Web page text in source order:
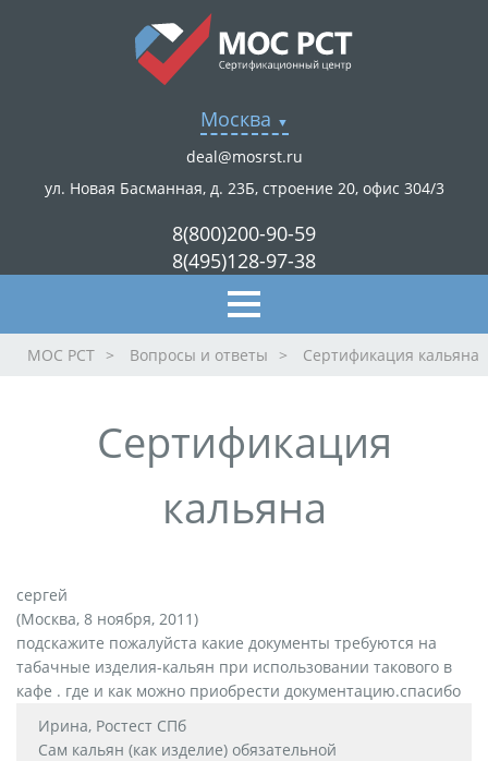
Москва
deal@mosrst.ru
ул. Новая Басманная, д. 23Б, строение 20, офис 304/3
8(800)200-90-59
8(495)128-97-38
МОС РСТ > Вопросы и ответы > Сертификация кальяна
Сертификация
кальяна
сергей
(Москва, 8 ноября, 2011)
подскажите пожалуйста какие документы требуются на
табачные изделия-кальян при использовании такового в
кафе . где и как можно приобрести документацию.спасибо
Ирина, Ростест СПб
Сам кальян (как изделие) обязательной